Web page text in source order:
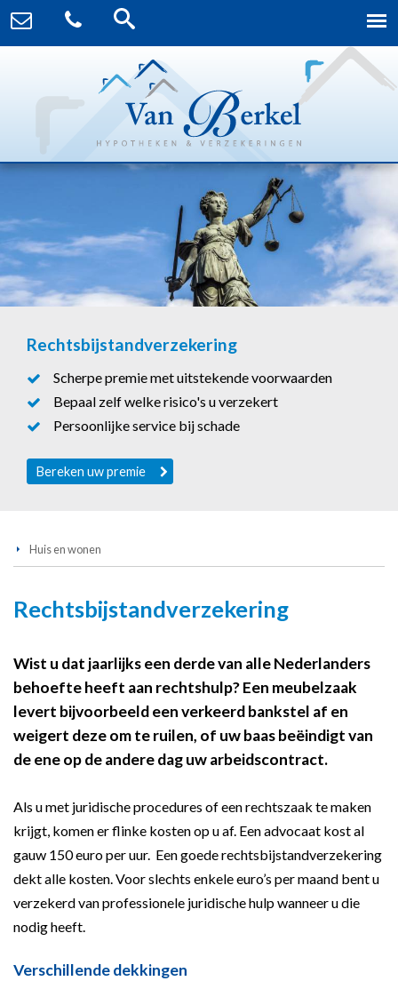
Rechtsbijstandverzekering
Scherpe premie met uitstekende voorwaarden
Bepaal zelf welke risico's u verzekert
Persoonlijke service bij schade
Bereken uw premie
Huis en wonen
Rechtsbijstandverzekering
Wist u dat jaarlijks een derde van alle Nederlanders
behoefte heeft aan rechtshulp? Een meubelzaak
levert bijvoorbeeld een verkeerd bankstel af en
weigert deze om te ruilen, of uw baas beëindigt van
de ene op de andere dag uw arbeidscontract.
Als u met juridische procedures of een rechtszaak te maken
krijgt, komen er flinke kosten op u af. Een advocaat kost al
gauw 150 euro per uur. Een goede rechtsbijstandverzekering
dekt alle kosten. Voor slechts enkele euro’s per maand bent u
verzekerd van professionele juridische hulp wanneer u die
nodig heeft.
Verschillende dekkingen